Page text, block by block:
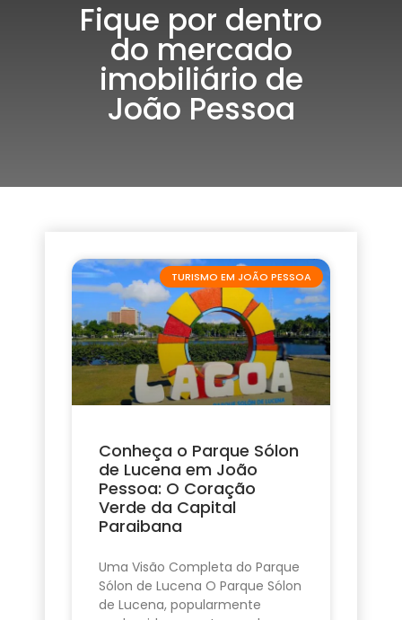
Fique por dentro
do mercado
imobiliário de
João Pessoa
TURISMO EM JOÃO PESSOA
Conheça o Parque Sólon
de Lucena em João
Pessoa: O Coração
Verde da Capital
Paraibana
Uma Visão Completa do Parque
Sólon de Lucena O Parque Sólon
de Lucena, popularmente